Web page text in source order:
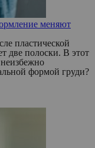
меняют
пластической
две полоски. В этот
формой груди?